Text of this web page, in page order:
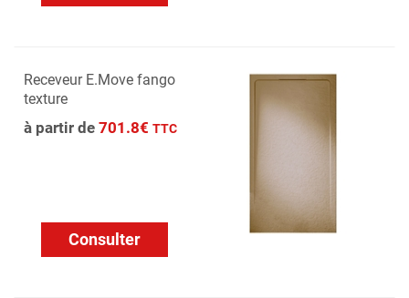
Receveur E.Move fango
texture
à partir de 701.8€ TTC
Consulter